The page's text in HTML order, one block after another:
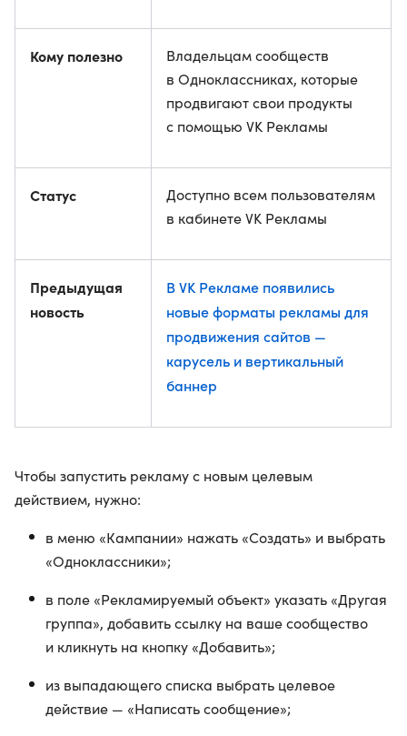
Кому полезно
Владельцам сообществ
в Одноклассниках, которые
продвигают свои продукты
с помощью VK Рекламы
Статус
Доступно всем пользователям
в кабинете VK Рекламы
Предыдущая
новость
В VK Рекламе появились
новые форматы рекламы для
продвижения сайтов —
карусель и вертикальный
баннер
Чтобы запустить рекламу с новым целевым
действием, нужно:
в меню «Кампании» нажать «Создать» и выбрать
«Одноклассники»;
в поле «Рекламируемый объект» указать «Другая
группа», добавить ссылку на ваше сообщество
и кликнуть на кнопку «Добавить»;
из выпадающего списка выбрать целевое
действие — «Написать сообщение»;